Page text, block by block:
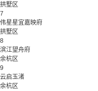
拱墅区
7
伟星星宜嘉映府
拱墅区
8
滨江望舟府
余杭区
9
云启玉渚
余杭区